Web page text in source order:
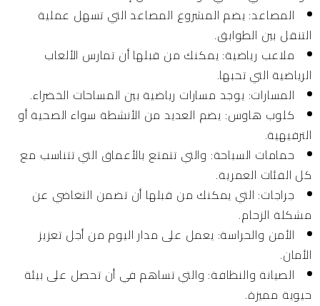
المصاعد: يضم المشروع المصاعد التي تسهل عملية
التنقل بين الطوابق.
ملاعب رياضية: يمكنك من قبلها أن تمارس الألعاب
الرياضية التي تحبها.
المسارات: يوجد مسارات رياضية بين المساحات الخضراء.
كلوب هاوس: يضم العديد من الأنشطة سواء الصحية أو
الترفيهية.
حمامات السباحة: والتي تتمتع بالأعماق التي تتناسب مع
كل الفئات العمرية.
جراجات: التي يمكنك من قبلها أن تضمن التغاضي عن
مشكلة الزحام.
الأمن والحراسة: يعمل على مدار اليوم من أجل تعزيز
الأمان.
الصيانة والنظافة: والتي تساهم في أن تحصل على بيئة
حيوية مميزة.